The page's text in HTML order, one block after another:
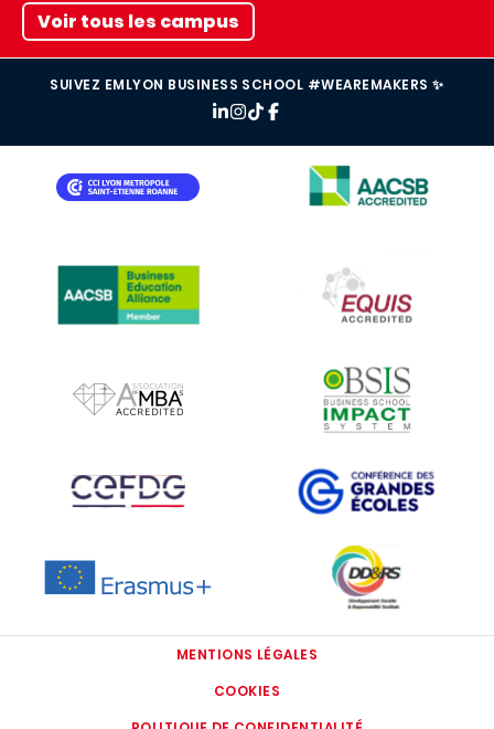
Voir tous les campus
SUIVEZ EMLYON BUSINESS SCHOOL #WEAREMAKERS ✨
IMAGE
IMAGE
IMAGE
IMAGE
IMAGE IMAGE
MENTIONS LÉGALES
COOKIES